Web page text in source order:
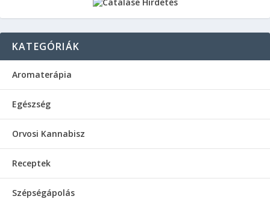
KATEGÓRIÁK
Aromaterápia
Egészség
Orvosi Kannabisz
Receptek
Szépségápolás